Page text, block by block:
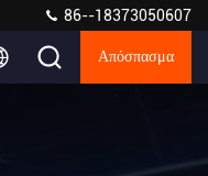
86--18373050607
Απόσπασμα